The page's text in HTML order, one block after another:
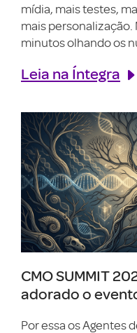
mídia, mais testes,
mais personalização.
minutos olhando os
Leia na Íntegra
CMO SUMMIT
adorado o
Por essa os Agentes